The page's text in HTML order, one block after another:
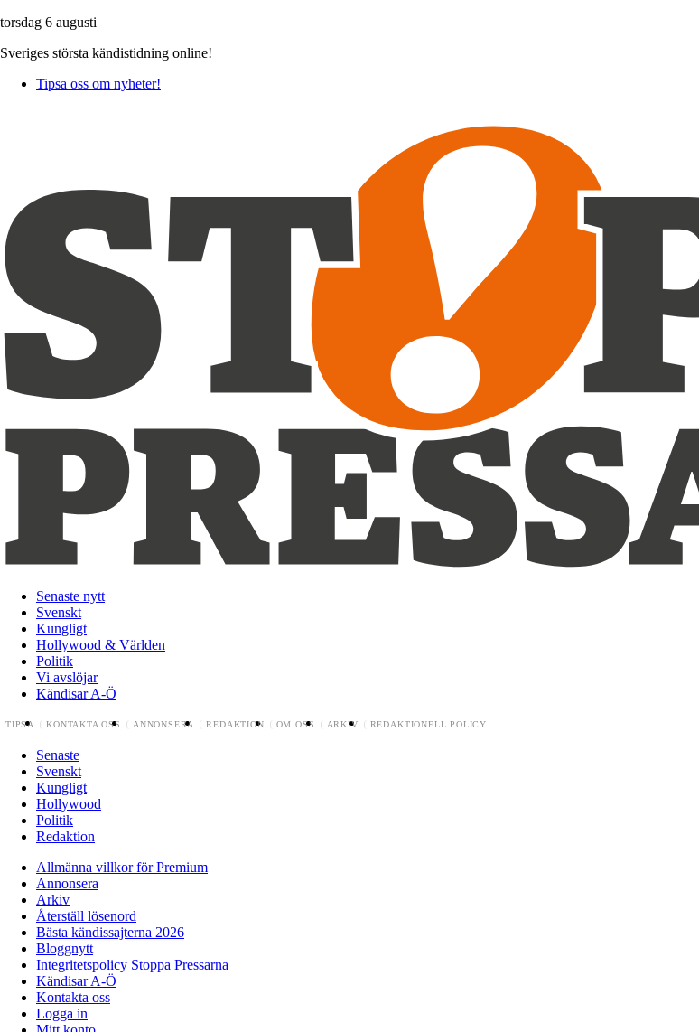
torsdag 6 augusti
Sveriges största kändistidning online!
Tipsa oss om nyheter!
Senaste nytt
Svenskt
Kungligt
Hollywood & Världen
Politik
Vi avslöjar
Kändisar A-Ö
TIPSA KONTAKTA OSS ANNONSERA REDAKTION OM OSS ARKIV REDAKTIONELL POLICY
Senaste
Svenskt
Kungligt
Hollywood
Politik
Redaktion
Allmänna villkor för Premium
Annonsera
Arkiv
Återställ lösenord
Bästa kändissajterna 2026
Bloggnytt
Integritetspolicy Stoppa Pressarna
Kändisar A-Ö
Kontakta oss
Logga in